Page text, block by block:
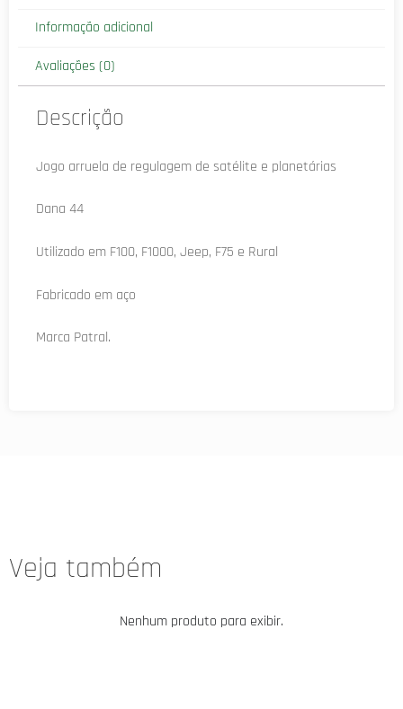
Informação adicional
Avaliações (0)
Descrição
Jogo arruela de regulagem de satélite e planetárias
Dana 44
Utilizado em F100, F1000, Jeep, F75 e Rural
Fabricado em aço
Marca Patral.
Veja também
Nenhum produto para exibir.